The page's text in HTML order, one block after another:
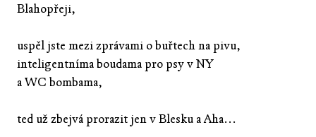
Blahopřeji,
uspěl jste mezi zprávami o buřtech na pivu,
inteligentníma boudama pro psy v NY
a WC bombama,
ted už zbejvá prorazit jen v Blesku a Aha...